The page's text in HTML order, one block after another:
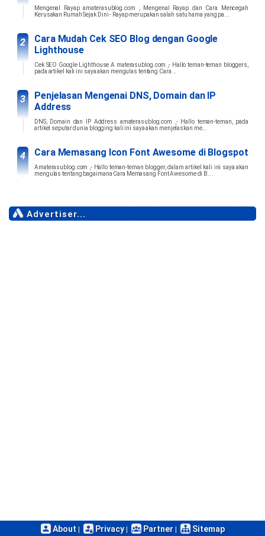
Mengenal Rayap amaterasublog.com , Mengenal Rayap dan Cara Mencegah
Kerusakan Rumah Sejak Dini - Rayap merupakan salah satu hama yang pa...
Cara Mudah Cek SEO Blog dengan Google
Lighthouse
Cek SEO Google Lighthouse A materasublog.com ,- Hallo teman-teman bloggers,
pada artikel kali ini saya akan mengulas tentang Cara...
Penjelasan Mengenai DNS, Domain dan IP
Address
DNS, Domain dan IP Address amaterasublog.com ,- Hallo teman-teman, pada
artikel seputar dunia blogging kali ini saya akan menjelaskan me...
Cara Memasang Icon Font Awesome di Blogspot
Amaterasublog.com ,- Hallo teman-teman blogger, dalam artikel kali ini saya akan
mengulas tentang bagaimana Cara Memasang Font Awesome di B...
Advertiser...
About Privacy Partner Sitemap